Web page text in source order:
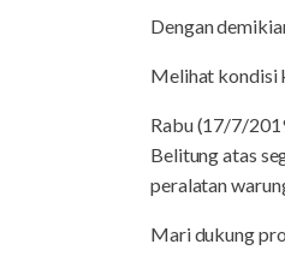
Dengan
Melihat kondisi
Rabu (17/7/
Belitung atas
peralatan
Mari dukung